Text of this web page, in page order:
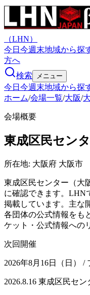
（LHN）
今日 今週末地域から探
方へ
検索
メニュー
今日 今週末地域から探
ホーム/会場一覧/大阪/
会場概要
東成区民セン
所在地: 大阪府 大阪市
東成区民センター（大
に確認できます。LHN
掲載しています。主な
各団体の公式情報をも
ケット・公式情報への
次回開催
2026年8月16日（日） /
2026.8.16 東成区民セン